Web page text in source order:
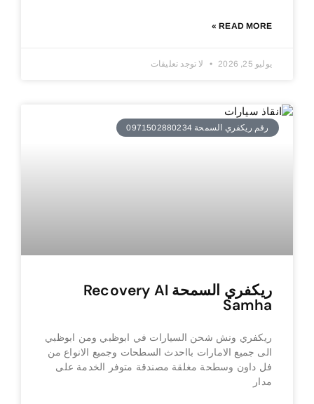
READ MORE »
يوليو 25, 2026 لا توجد تعليقات
رقم ريكفري السمحة 0971502880234
ريكفري السمحة Recovery Al
Samha
ريكفري ونش شحن السيارات في ابوظبي ومن ابوظبي
الى جميع الامارات بااحدث السطحات وجميع الانواع من
فل داون وسطحة مغلقة مصندقة متوفر الخدمة على
مدار